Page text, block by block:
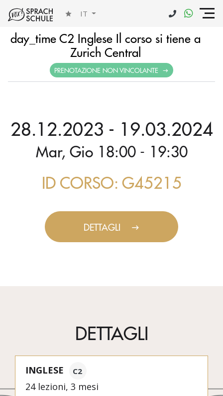
IT
day_time C2 Inglese Il corso si tiene a
Zurich Central
PRENOTAZIONE NON VINCOLANTE
28.12.2023 - 19.03.2024
Mar, Gio 18:00 - 19:30
ID CORSO: G45215
DETTAGLI
DETTAGLI
INGLESE C2
24 lezioni, 3 mesi